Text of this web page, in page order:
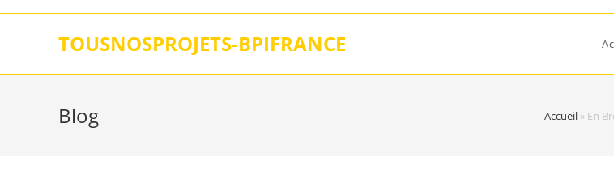
Skip
TOUSNOSPROJETS-BPIFRANCE
Blog Accueil » En